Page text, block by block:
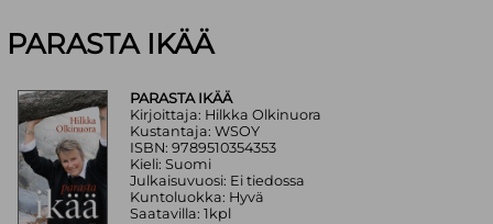
PARASTA IKÄÄ
PARASTA IKÄÄ
Kirjoittaja: Hilkka Olkinuora
Kustantaja: WSOY
ISBN: 9789510354353
Kieli: Suomi
Julkaisuvuosi: Ei tiedossa
Kuntoluokka: Hyvä
Saatavilla: 1kpl